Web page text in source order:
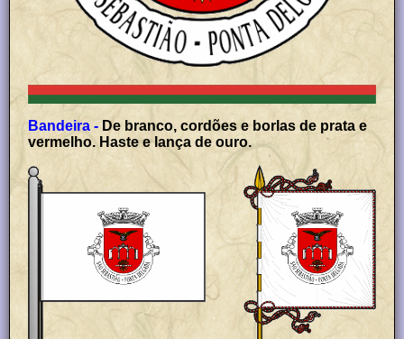
Bandeira - De branco, cordões e borlas de prata e
vermelho. Haste e lança de ouro.